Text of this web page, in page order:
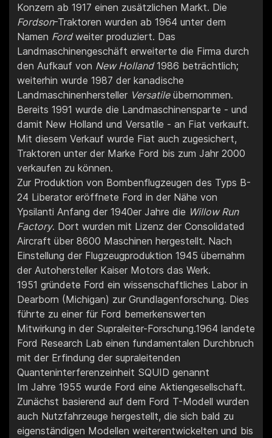
Konzern ab 1917 einen zusätzlichen Markt. Die
Fordson-Traktoren wurden ab 1964 unter dem
Namen Fordweiter produziert. Das
Landmaschinengeschäft erweiterte die Firma durch
den Aufkauf von New Holland1986 beträchtlich;
weiterhin wurde 1987 der kanadische
Landmaschinenhersteller Versatileübernommen.
Bereits 1991 wurde die Landmaschinensparte - und
damit New Holland und Versatile - an Fiat verkauft.
Mit diesem Verkauf wurde Fiat auch zugesichert,
Traktoren unter der Marke Ford bis zum Jahr 2000
verkaufen zu können.
Zur Produktion von Bombenflugzeugen des Typs B-
24 Liberator eröffnete Ford in der Nähe von
Ypsilanti Anfang der 1940er Jahre die Willow Run
Factory. Dort wurden mit Lizenz der Consolidated
Aircraft über 8600 Maschinen hergestellt. Nach
Einstellung der Flugzeugproduktion 1945 übernahm
der Autohersteller Kaiser Motors das Werk.
1951 gründete Ford ein wissenschaftliches Labor in
Dearborn (Michigan) zur Grundlagenforschung. Dies
führte zu einer für Ford bemerkenswerten
Mitwirkung in der Supraleiter-Forschung.1964 landete
Ford Research Lab einen fundamentalen Durchbruch
mit der Erfindung der supraleitenden
Quanteninterferenzeinheit SQUID genannt
Im Jahre 1955 wurde Ford eine Aktiengesellschaft.
Zunächst basierend auf dem Ford T-Modell wurden
auch Nutzfahrzeuge hergestellt, die sich bald zu
eigenständigen Modellen weiterentwickelten und bis